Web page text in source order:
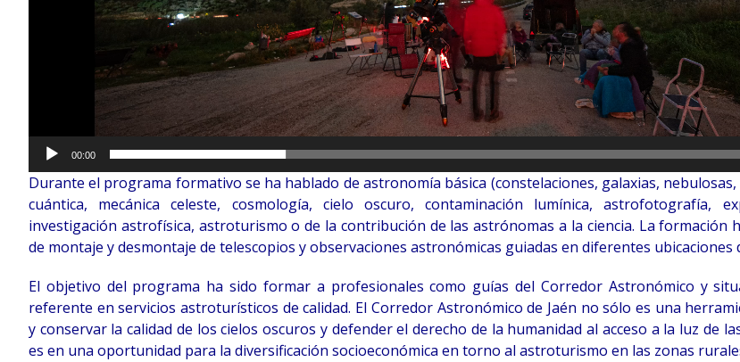
00:00
Durante el programa formativo se ha hablado de astronomía básica (constelaciones, galaxias, nebulosas,
cuántica, mecánica celeste, cosmología, cielo oscuro, contaminación lumínica, astrofotografía,
investigación astrofísica, astroturismo o de la contribución de las astrónomas a la ciencia. La formación
de montaje y desmontaje de telescopios y observaciones astronómicas guiadas en diferentes ubicaciones
El objetivo del programa ha sido formar a profesionales como guías del Corredor Astronómico y
referente en servicios astroturísticos de calidad. El Corredor Astronómico de Jaén no sólo es una
y conservar la calidad de los cielos oscuros y defender el derecho de la humanidad al acceso a la luz de
es en una oportunidad para la diversificación socioeconómica en torno al astroturismo en las zonas